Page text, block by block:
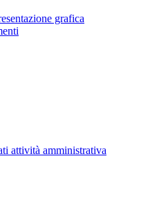
grafica
attività amministrativa